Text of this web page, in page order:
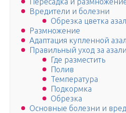
Вредители и болезни
Обрезка цветка
Размножение
Адаптация купленной
Правильный уход за
Где разместить
Полив
Температура
Подкормка
Обрезка
Основные болезни и